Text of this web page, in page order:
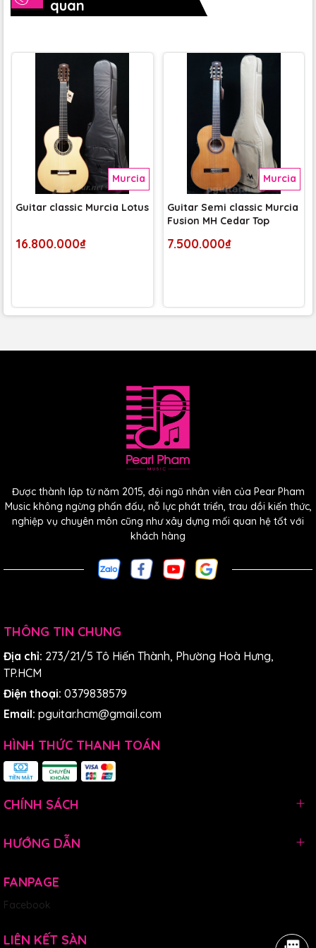
cổ điển
Murcia Fusion Rosesở hữu kiểu dángthùng semi classic
với kích thước nhỏ gọn, dễ dàng ôm gọn trong lòng. Mặt
top đàn được làm từ gỗ Cedar chất lượng cao, cho màu
sắc tự nhiên, lưng và hông làm bằng gỗ Rosewood – đúng
như tên gọi “Rose”. Đường nét đàn mềm mại, cùng chi tiết
hoàn thiện tinh tế tạo nên một tổng thể sang trọng nhưng
vẫn gần gũi.
Âm thanh ấm áp, cân
bằng
Dù có kích thước gọn nhẹ,
tác hiện đại. Cấu trúc thùng đàn tối ưu giúp phản hồi âm
quan
Murcia
Guitar classic Murcia Lotus
16.800.000₫
Murcia
Guitar Semi classic Murcia
Fusion MH Cedar Top
7.500.000₫
Được thành lập từ năm 2015, đội ngũ nhân viên của Pear Pham
Music không ngừng phấn đấu, nỗ lực phát triển, trau dồi kiến thức,
nghiệp vụ chuyên môn cũng như xây dựng mối quan hệ tốt với
khách hàng
THÔNG TIN CHUNG
Địa chỉ: 273/21/5 Tô Hiến Thành, Phường Hoà Hưng,
TP.HCM
Điện thoại: 0379838579
Email: pguitar.hcm@gmail.com
HÌNH THỨC THANH TOÁN
CHÍNH SÁCH
HƯỚNG DẪN
FANPAGE
Facebook
LIÊN KẾT SÀN